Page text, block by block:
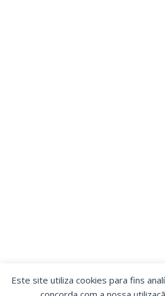
Este site utiliza cookies para fins